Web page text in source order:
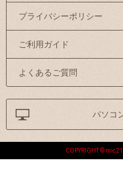
プライバシーポリシー
ご利用ガイド
よくあるご質問
パソコ
COPYRIGHT © mic21